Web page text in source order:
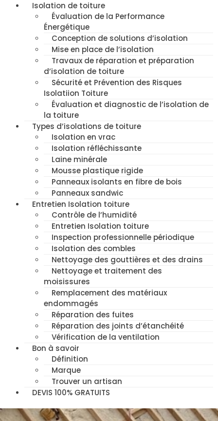
Isolation de toiture
Évaluation de la Performance
Énergétique
Conception de solutions d’isolation
Mise en place de l’isolation
Travaux de réparation et préparation
d’isolation de toiture
Sécurité et Prévention des Risques
Isolatiion Toiture
Évaluation et diagnostic de l’isolation de
la toiture
Types d’isolations de toiture
Isolation en vrac
Isolation réfléchissante
Laine minérale
Mousse plastique rigide
Panneaux isolants en fibre de bois
Panneaux sandwic
Entretien Isolation toiture
Contrôle de l’humidité
Entretien Isolation toiture
Inspection professionnelle périodique
Isolation des combles
Nettoyage des gouttières et des drains
Nettoyage et traitement des
moisissures
Remplacement des matériaux
endommagés
Réparation des fuites
Réparation des joints d’étanchéité
Vérification de la ventilation
Bon à savoir
Définition
Marque
Trouver un artisan
DEVIS 100% GRATUITS